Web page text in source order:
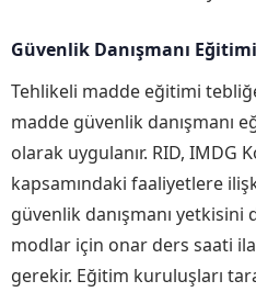
Güvenlik Danışmanı
Tehlikeli madde eğitimi
madde güvenlik danışmanı
olarak uygulanır. RID, IMDG
kapsamındaki faaliyetlere
güvenlik danışmanı yetkisini
modlar için onar ders saati
gerekir. Eğitim kuruluşları